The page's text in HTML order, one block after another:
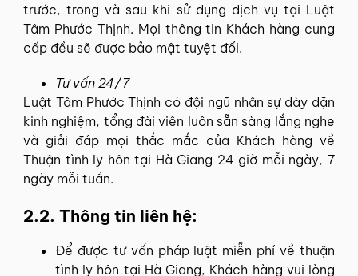
trước, trong và sau khi sử dụng dịch vụ tại Luật
Tâm Phước Thịnh. Mọi thông tin Khách hàng cung
cấp đều sẽ được bảo mật tuyệt đối.
Tư vấn 24/7
Luật Tâm Phước Thịnh có đội ngũ nhân sự dày dặn
kinh nghiệm, tổng đài viên luôn sẵn sàng lắng nghe
và giải đáp mọi thắc mắc của Khách hàng về
Thuận tình ly hôn tại Hà Giang 24 giờ mỗi ngày, 7
ngày mỗi tuần.
2.2. Thông tin liên hệ:
Để được tư vấn pháp luật miễn phí về thuận
tình ly hôn tại Hà Giang, Khách hàng vui lòng